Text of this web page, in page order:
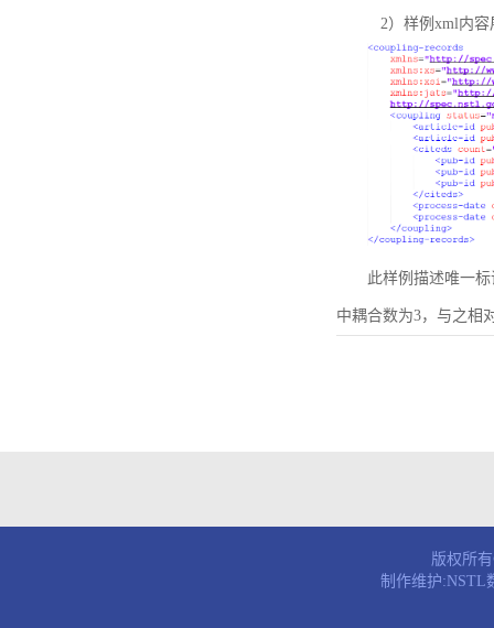
2）样例xml内容
此样例描述唯一标
中耦合数为3，与之相
版权所
制作维护:NSTL